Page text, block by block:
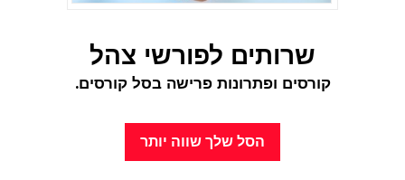
שרותים לפורשי צהל
קורסים ופתרונות פרישהבסל קורסים.
הסל שלך שווה יותר